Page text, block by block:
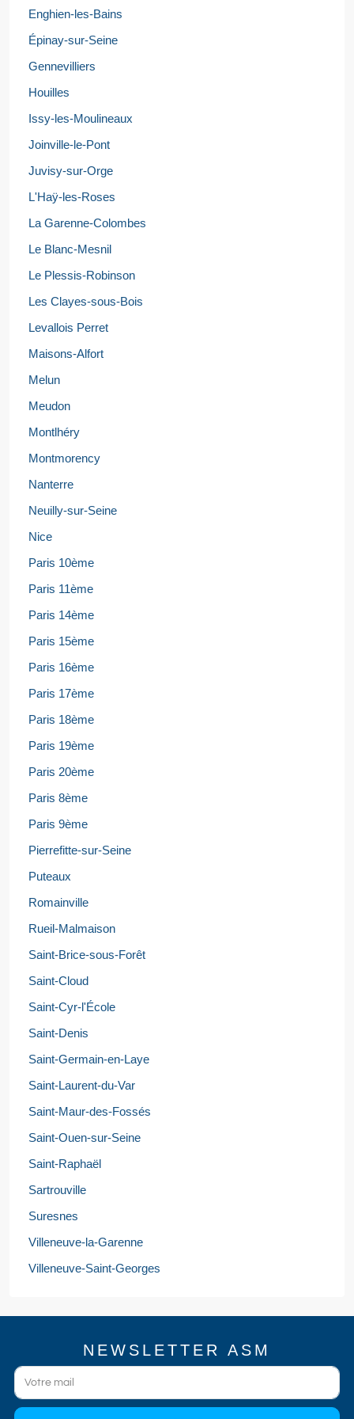
Enghien-les-Bains
Épinay-sur-Seine
Gennevilliers
Houilles
Issy-les-Moulineaux
Joinville-le-Pont
Juvisy-sur-Orge
L'Haÿ-les-Roses
La Garenne-Colombes
Le Blanc-Mesnil
Le Plessis-Robinson
Les Clayes-sous-Bois
Levallois Perret
Maisons-Alfort
Melun
Meudon
Montlhéry
Montmorency
Nanterre
Neuilly-sur-Seine
Nice
Paris 10ème
Paris 11ème
Paris 14ème
Paris 15ème
Paris 16ème
Paris 17ème
Paris 18ème
Paris 19ème
Paris 20ème
Paris 8ème
Paris 9ème
Pierrefitte-sur-Seine
Puteaux
Romainville
Rueil-Malmaison
Saint-Brice-sous-Forêt
Saint-Cloud
Saint-Cyr-l'École
Saint-Denis
Saint-Germain-en-Laye
Saint-Laurent-du-Var
Saint-Maur-des-Fossés
Saint-Ouen-sur-Seine
Saint-Raphaël
Sartrouville
Suresnes
Villeneuve-la-Garenne
Villeneuve-Saint-Georges
NEWSLETTER ASM